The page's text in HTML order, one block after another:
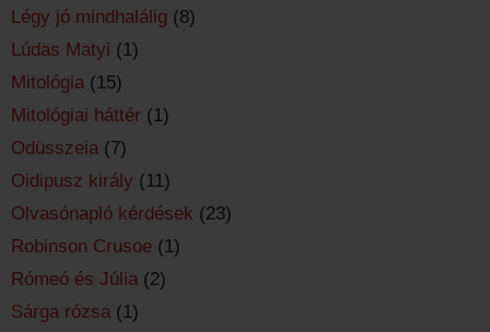
Légy jó mindhalálig (8)
Lúdas Matyi (1)
Mitológia (15)
Mitológiai háttér (1)
Odüsszeia (7)
Oidipusz király (11)
Olvasónapló kérdések (23)
Robinson Crusoe (1)
Rómeó és Júlia (2)
Sárga rózsa (1)